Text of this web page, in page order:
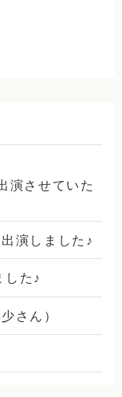
演させていた
演しました♪
した♪
さん）